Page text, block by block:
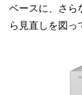
ベースに、さら
ら見直しを図っ